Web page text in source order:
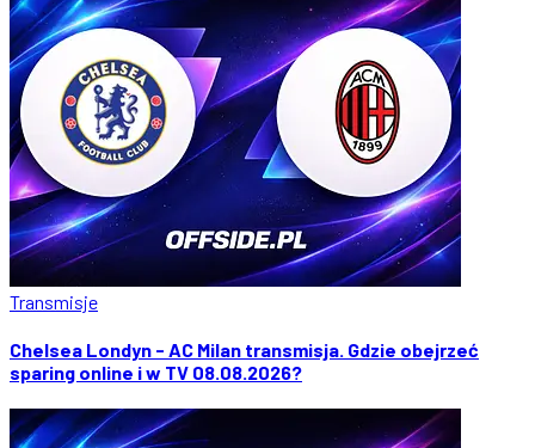
Transmisje
Chelsea Londyn - AC Milan transmisja. Gdzie obejrzeć
sparing online i w TV 08.08.2026?